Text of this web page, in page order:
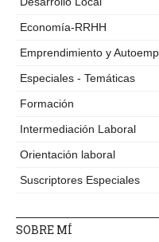
Economía-RRHH
Emprendimiento y
Especiales - Temáticas
Formación
Intermediación Laboral
Orientación laboral
Suscriptores Especiales
SOBRE MÍ